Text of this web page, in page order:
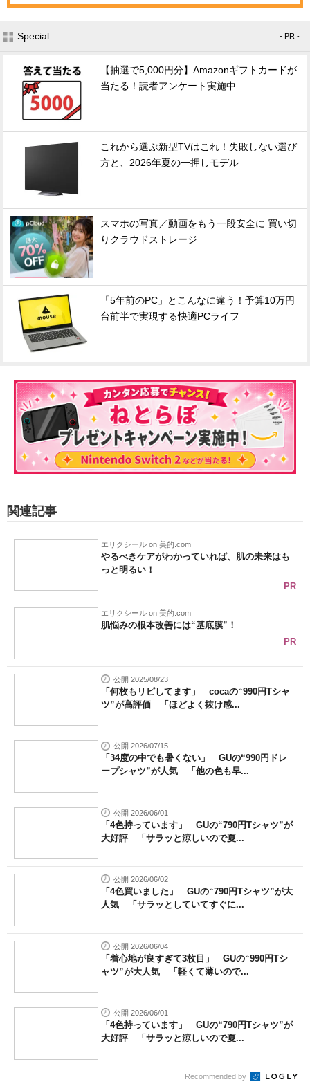
Special - PR -
【抽選で5,000円分】Amazonギフトカードが
当たる！読者アンケート実施中
これから選ぶ新型TVはこれ！失敗しない選び
方と、2026年夏の一押しモデル
スマホの写真／動画をもう一段安全に 買い切
りクラウドストレージ
「5年前のPC」とこんなに違う！予算10万円
台前半で実現する快適PCライフ
関連記事
エリクシール on 美的.com
やるべきケアがわかっていれば、肌の未来はも
っと明るい！
PR
エリクシール on 美的.com
肌悩みの根本改善には“基底膜”！
PR
公開 2025/08/23
「何枚もリピしてます」 cocaの“990円Tシャ
ツ”が高評価 「ほどよく抜け感...
公開 2026/07/15
「34度の中でも暑くない」 GUの“990円ドレ
ープシャツ”が人気 「他の色も早...
公開 2026/06/01
「4色持っています」 GUの“790円Tシャツ”が
大好評 「サラッと涼しいので夏...
公開 2026/06/02
「4色買いました」 GUの“790円Tシャツ”が大
人気 「サラッとしていてすぐに...
公開 2026/06/04
「着心地が良すぎて3枚目」 GUの“990円Tシ
ャツ”が大人気 「軽くて薄いので...
公開 2026/06/01
「4色持っています」 GUの“790円Tシャツ”が
大好評 「サラッと涼しいので夏...
Recommended by